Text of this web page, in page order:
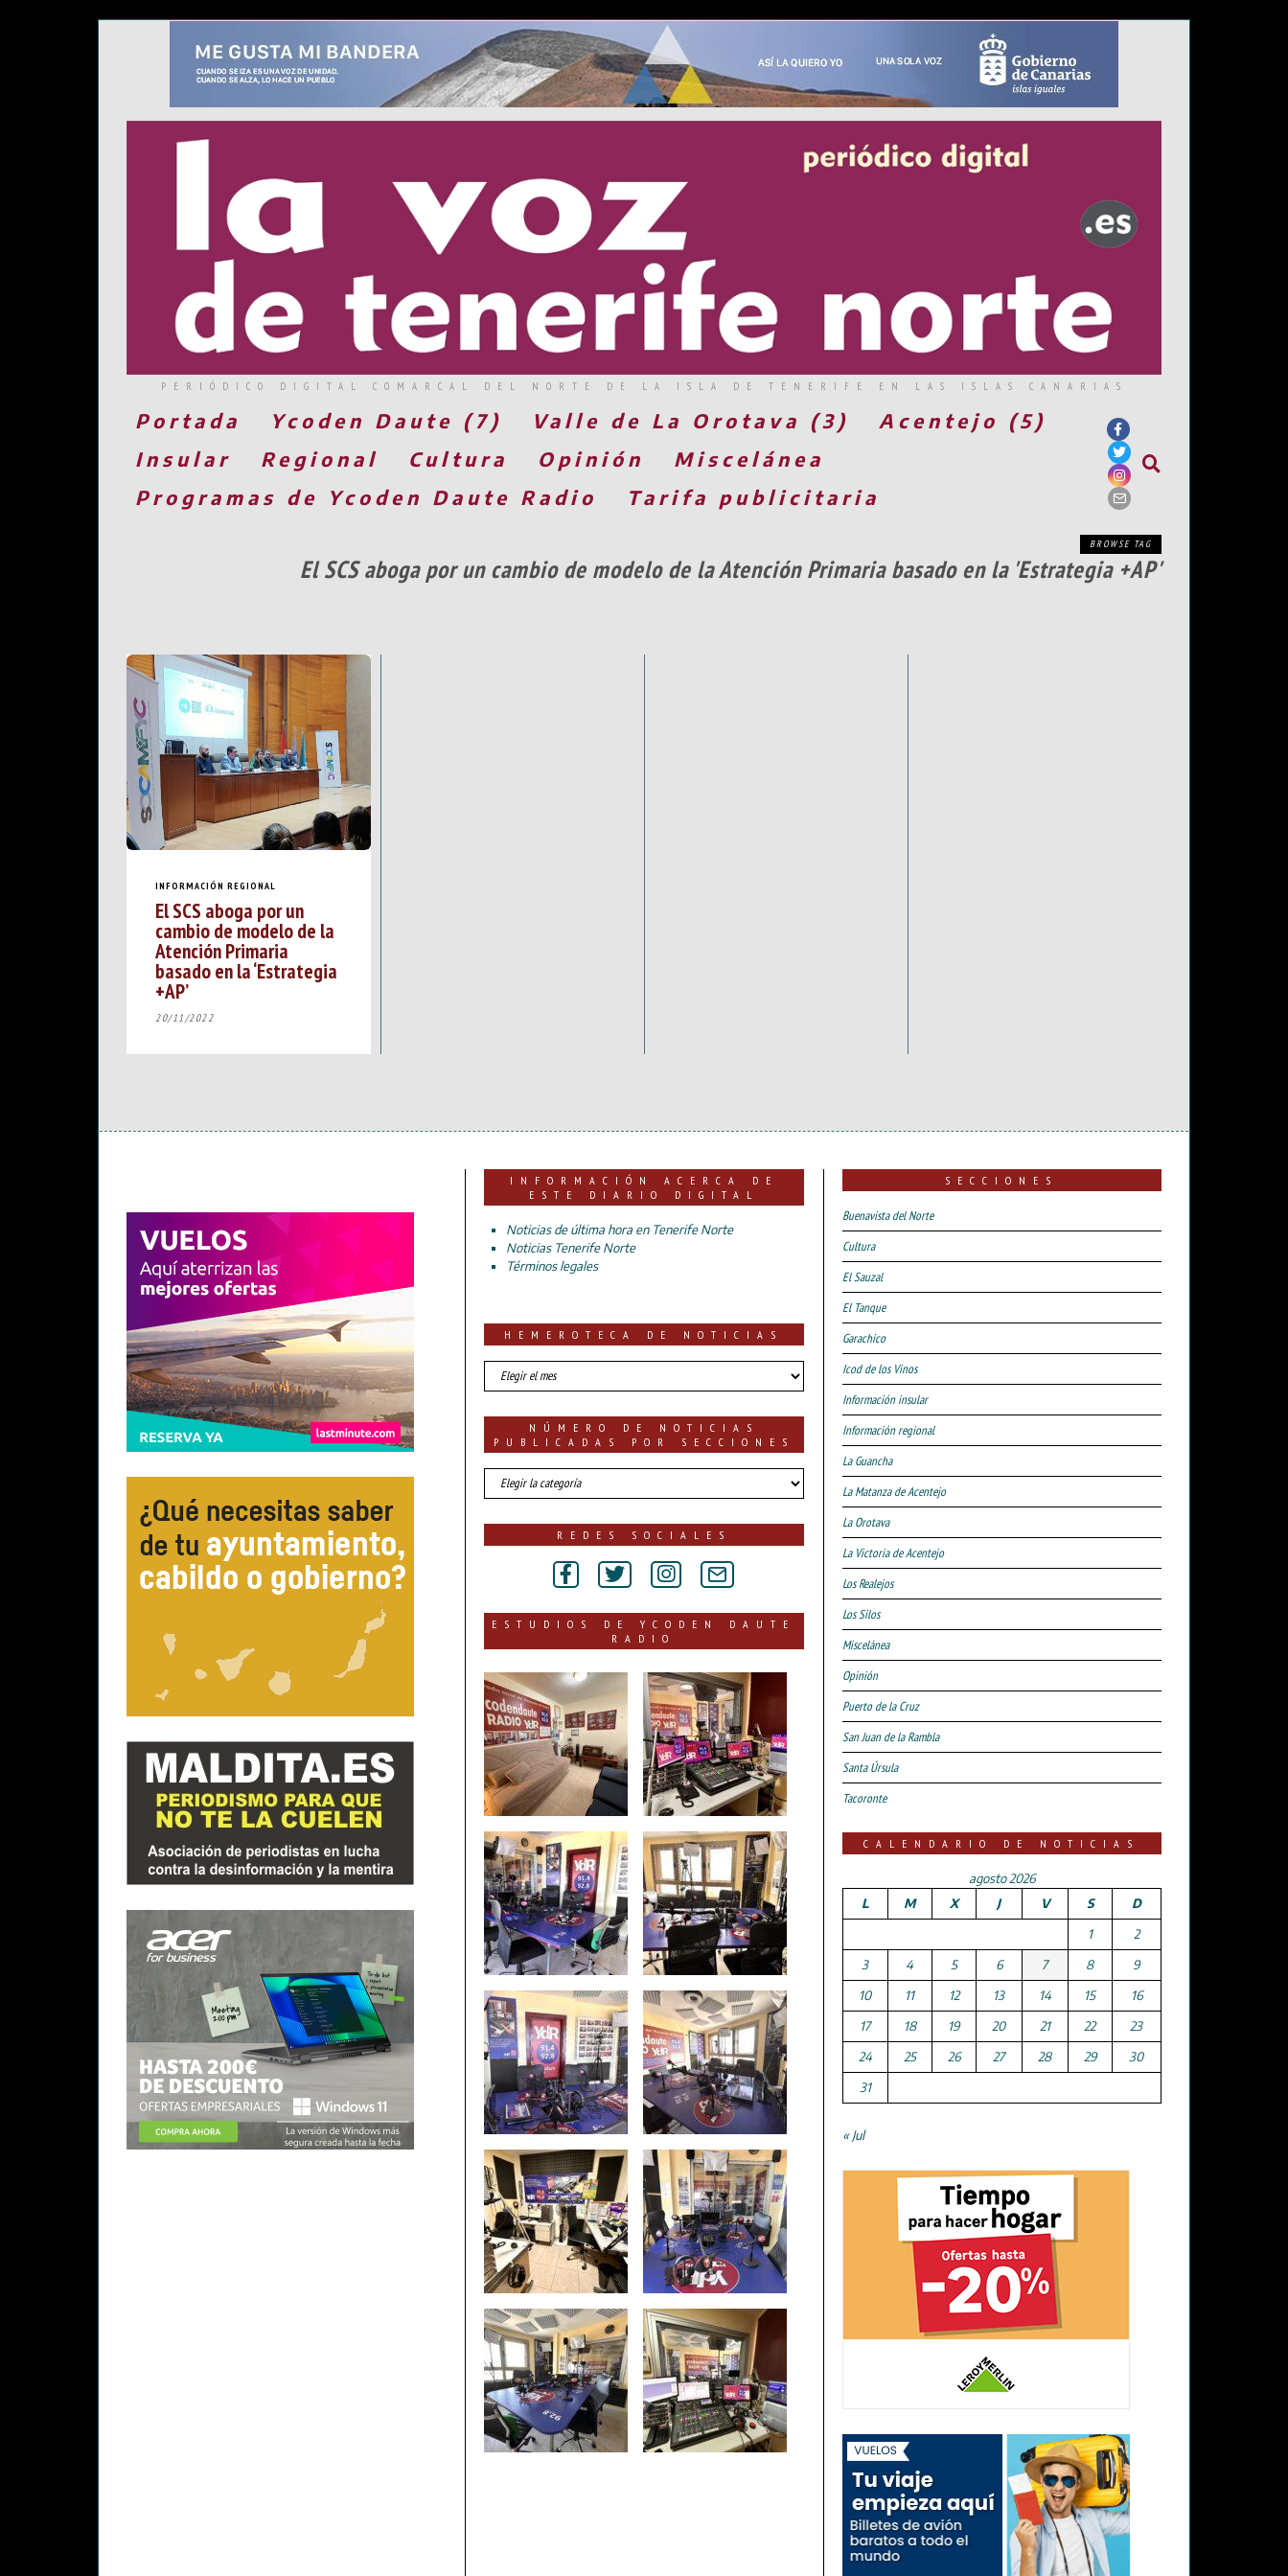
PERIÓDICO DIGITAL COMARCAL DEL NORTE DE LA ISLA DE TENERIFE EN LAS ISLAS CANARIAS
Portada Ycoden Daute (7) Valle de La Orotava (3)
Acentejo (5)
Insular
Regional Cultura Opinión
Miscelánea
Programas de Ycoden Daute Radio
Tarifa publicitaria
BROWSE TAG
El SCS aboga por un cambio de modelo de la Atención Primaria basado en la 'Estrategia +AP'
INFORMACIÓN REGIONAL
El SCS aboga por un
cambio de modelo de la
Atención Primaria
basado en la ‘Estrategia
+AP’
20/11/2022
INFORMACIÓN ACERCA DE
ESTE DIARIO DIGITAL
Noticias de última hora en Tenerife Norte
Noticias Tenerife Norte
Términos legales
HEMEROTECA DE NOTICIAS
HEMEROTECA
DE
NÚMERO DE NOTICIAS
PUBLICADAS POR SECCIONES
número
de
por
REDES SOCIALES
ESTUDIOS DE YCODEN DAUTE
RADIO
SECCIONES
Buenavista del Norte
Cultura
El Sauzal
El Tanque
Garachico
Icod de los Vinos
Información insular
Información regional
La Guancha
La Matanza de Acentejo
La Orotava
La Victoria de Acentejo
Los Realejos
Los Silos
Miscelánea
Opinión
Puerto de la Cruz
San Juan de la Rambla
Santa Úrsula
Tacoronte
CALENDARIO DE NOTICIAS
agosto 2026
L
M X J V S
D
1
2
3
4 5 6 7 8
9
10
11 12 13 14 15
16
17
18 19 20 21 22
23
24
25 26 27 28 29
30
31
« Jul